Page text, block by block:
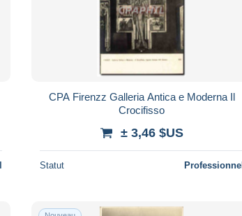
CPA Firenzz Galleria Antica e Moderna Il
Crocifisso
± 3,46 $US
Statut Professionnel